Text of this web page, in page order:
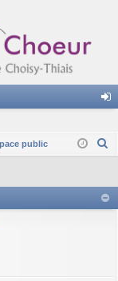
ne
on
public